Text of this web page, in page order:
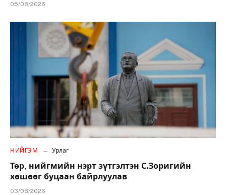
05/08/2026
НИЙГЭМ Урлаг
Төр, нийгмийн нэрт зүтгэлтэн С.Зоригийн
хөшөөг буцаан байрлуулав
03/08/2026